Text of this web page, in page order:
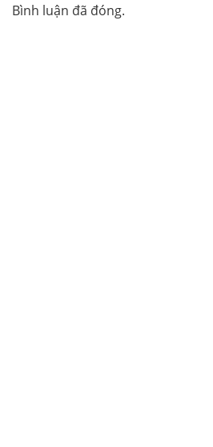
Bình luận đã đóng.